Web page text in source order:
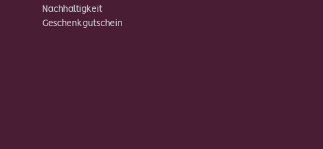
Nachhaltigkeit
Geschenkgutschein